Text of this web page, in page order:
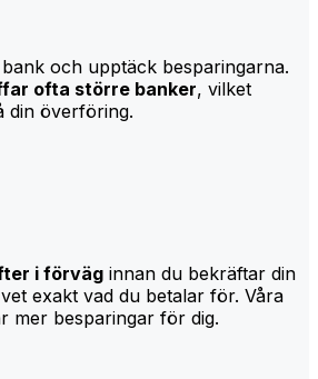
och upptäck besparingarna.
ofta större banker, vilket
din överföring.
i förväg innan du bekräftar din
exakt vad du betalar för. Våra
mer besparingar för dig.